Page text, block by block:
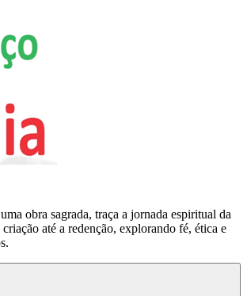
obra sagrada, traça a jornada espiritual da
até a redenção, explorando fé, ética e